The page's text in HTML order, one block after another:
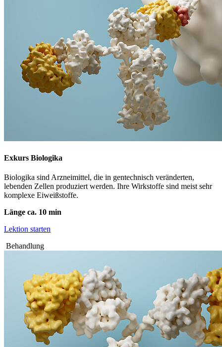
Exkurs Biologika
Biologika sind Arzneimittel, die in gentechnisch veränderten,
lebenden Zellen produziert werden. Ihre Wirkstoffe sind meist sehr
komplexe Eiweißstoffe.
Länge ca. 10 min
Lektion starten
Behandlung